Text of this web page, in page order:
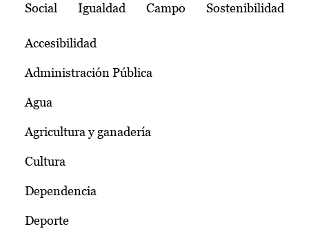
Social Igualdad Campo Sostenibilidad
Accesibilidad
Administración Pública
Agua
Agricultura y ganadería
Cultura
Dependencia
Deporte